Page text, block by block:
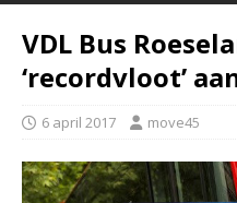
VDL Bus
‘recordvloot’
6 april 2017 move45